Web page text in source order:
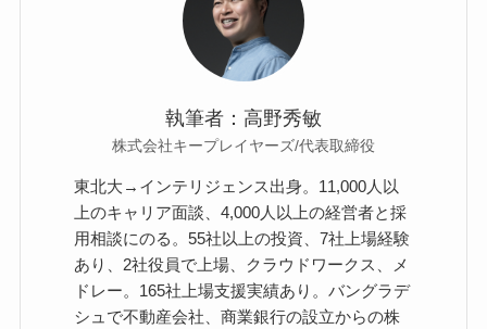
執筆者：高野秀敏
株式会社キープレイヤーズ/代表取締役
東北大→インテリジェンス出身。11,000人以
上のキャリア面談、4,000人以上の経営者と採
用相談にのる。55社以上の投資、7社上場経験
あり、2社役員で上場、クラウドワークス、メ
ドレー。165社上場支援実績あり。バングラデ
シュで不動産会社、商業銀行の設立からの株